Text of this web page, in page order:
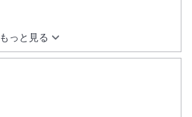
もっと見る